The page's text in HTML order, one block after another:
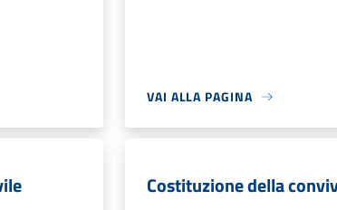
VAI ALLA PAGINA
Costituzione della